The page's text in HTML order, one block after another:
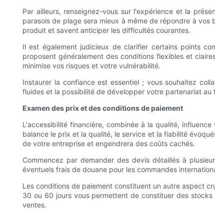
Par ailleurs, renseignez-vous sur l'expérience et la
parasols de plage sera mieux à même de répondre à
produit et savent anticiper les difficultés courantes.
Il est également judicieux de clarifier certains points
proposent généralement des conditions flexibles et
minimise vos risques et votre vulnérabilité.
Instaurer la confiance est essentiel ; vous souhaitez
fluides et la possibilité de développer votre partenariat au
Examen des prix et des conditions de paiement
L'accessibilité financière, combinée à la qualité,
balance le prix et la qualité, le service et la fiabilité
de votre entreprise et engendrera des coûts cachés.
Commencez par demander des devis détaillés à
éventuels frais de douane pour les commandes
Les conditions de paiement constituent un autre aspect
30 ou 60 jours vous permettent de constituer des
ventes.